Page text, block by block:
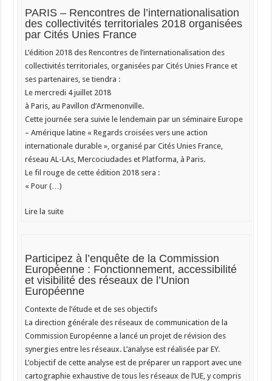
PARIS – Rencontres de l’internationalisation
des collectivités territoriales 2018 organisées
par Cités Unies France
L’édition 2018 des Rencontres de l’internationalisation des
collectivités territoriales, organisées par Cités Unies France et
ses partenaires, se tiendra :
Le mercredi 4 juillet 2018
à Paris, au Pavillon d’Armenonville.
Cette journée sera suivie le lendemain par un séminaire Europe
– Amérique latine « Regards croisées vers une action
internationale durable », organisé par Cités Unies France,
réseau AL-LAs, Mercociudades et Platforma, à Paris.
Le fil rouge de cette édition 2018 sera :
« Pour (…)
Lire la suite
Participez à l’enquête de la Commission
Européenne : Fonctionnement, accessibilité
et visibilité des réseaux de l’Union
Européenne
Contexte de l’étude et de ses objectifs
La direction générale des réseaux de communication de la
Commission Européenne a lancé un projet de révision des
synergies entre les réseaux. L’analyse est réalisée par EY.
L’objectif de cette analyse est de préparer un rapport avec une
cartographie exhaustive de tous les réseaux de l’UE, y compris